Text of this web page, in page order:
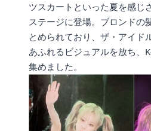
ツスカートといった夏を感じ
ステージに登場。ブロンドの
とめられており、ザ・アイド
あふれるビジュアルを放ち、
集めました。